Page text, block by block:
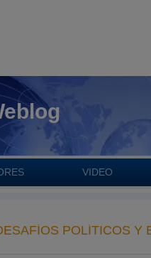
VIDEO
POLÍTICOS Y